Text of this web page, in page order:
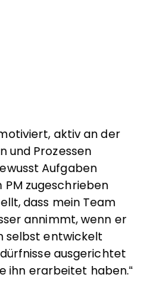
aktiv an der
und Prozessen
Aufgaben
zugeschrieben
dass mein Team
annimmt, wenn er
selbst entwickelt
ausgerichtet
ihn erarbeitet haben.“